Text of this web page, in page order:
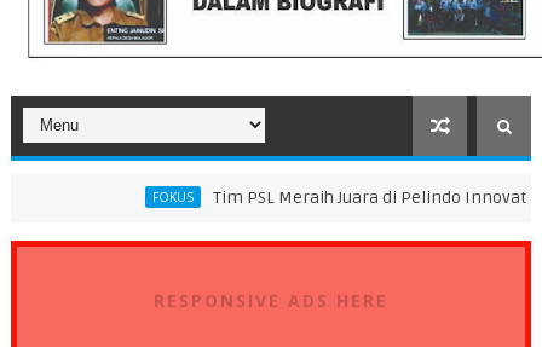
Tim PSL Meraih Juara di Pelindo Innovation Award 2026
RESPONSIVE ADS HERE